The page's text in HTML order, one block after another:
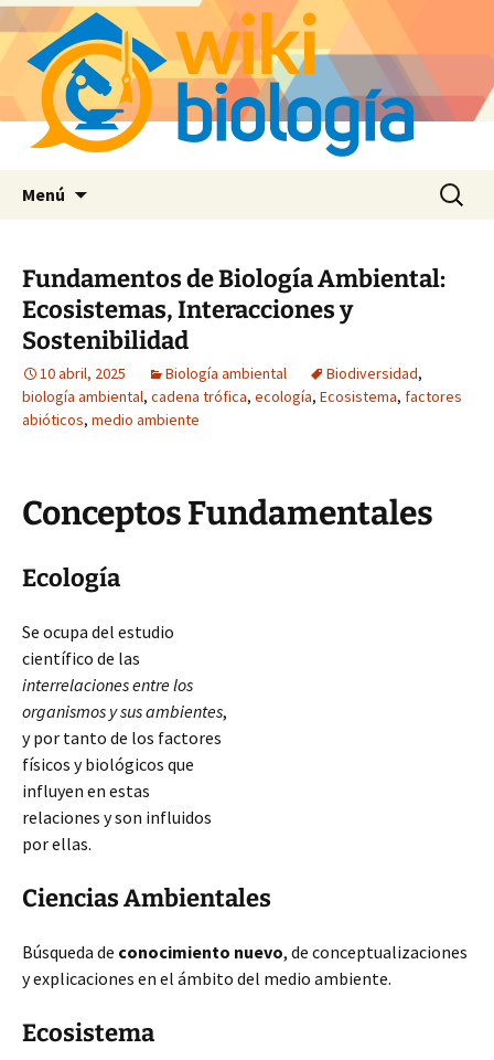
Menú Buscar:
Fundamentos de Biología Ambiental:
Ecosistemas, Interacciones y
Sostenibilidad
10 abril, 2025 Biología ambiental Biodiversidad,
biología ambiental, cadena trófica, ecología, Ecosistema, factores
abióticos, medio ambiente
Conceptos Fundamentales
Ecología
Se ocupa del estudio
científico de las
interrelaciones entre los
organismos y sus ambientes,
y por tanto de los factores
físicos y biológicos que
influyen en estas
relaciones y son influidos
por ellas.
Ciencias Ambientales
Búsqueda de conocimiento nuevo, de conceptualizaciones
y explicaciones en el ámbito del medio ambiente.
Ecosistema